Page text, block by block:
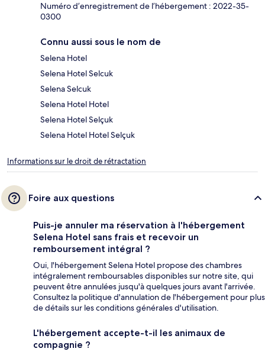
Numéro d’enregistrement de l’hébergement : 2022-35-
0300
Connu aussi sous le nom de
Selena Hotel
Selena Hotel Selcuk
Selena Selcuk
Selena Hotel Hotel
Selena Hotel Selçuk
Selena Hotel Hotel Selçuk
Informations sur le droit de rétractation
Foire aux questions
Puis-je annuler ma réservation à l'hébergement
Selena Hotel sans frais et recevoir un
remboursement intégral ?
Oui, l'hébergement Selena Hotel propose des chambres
intégralement remboursables disponibles sur notre site, qui
peuvent être annulées jusqu'à quelques jours avant l'arrivée.
Consultez la politique d'annulation de l'hébergement pour plus
de détails sur les conditions générales d'utilisation.
L'hébergement accepte-t-il les animaux de
compagnie ?